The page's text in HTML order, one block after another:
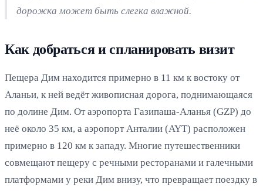
дорожка может быть слегка влажной.
Как добраться и спланировать визит
Пещера Дим находится примерно в 11 км к востоку от
Аланьи, к ней ведёт живописная дорога, поднимающаяся
по долине Дим. От аэропорта Газипаша-Аланья (GZP) до
неё около 35 км, а аэропорт Анталии (AYT) расположен
примерно в 120 км к западу. Многие путешественники
совмещают пещеру с речными ресторанами и галечными
платформами у реки Дим внизу, что превращает поездку в